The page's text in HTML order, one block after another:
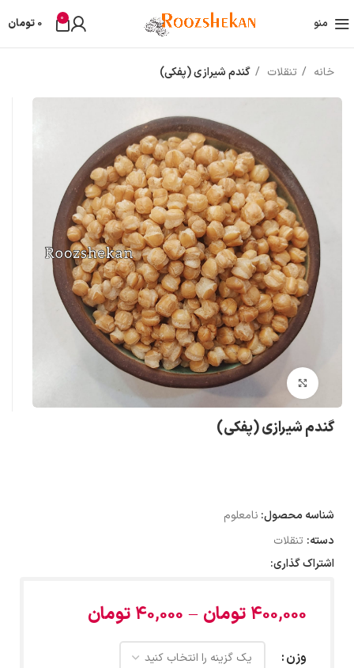
منو 0
0 تومان
خانه تنقلات گندم شیرازی (پفکی)
بزرگنمایی تصویر
گندم شیرازی (پفکی)
شناسه محصول: نامعلوم
دسته: تنقلات
اشتراک گذاری:
400,000 تومان –
40,000 تومان
وزن